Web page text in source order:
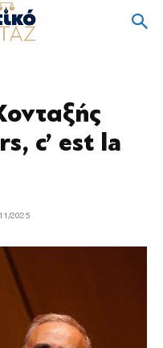
c’ est la
2025